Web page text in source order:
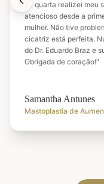
na quarta realizei meu
atencioso desde a
mulher. Não tive
cicatriz está perfeita.
do Dr. Eduardo Braz e
Obrigada de coração!"
Samantha Antunes
Mastoplastia de